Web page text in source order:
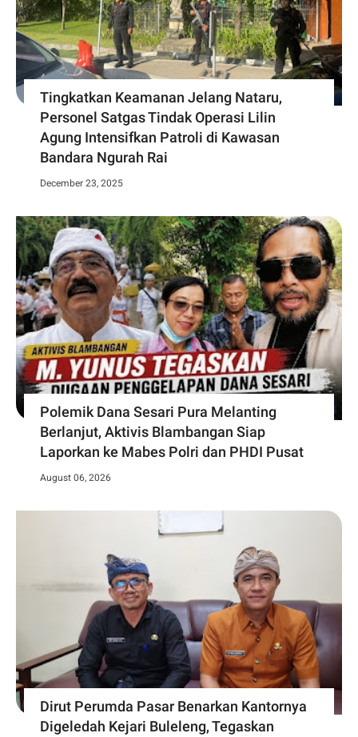
Tingkatkan Keamanan Jelang Nataru,
Personel Satgas Tindak Operasi Lilin
Agung Intensifkan Patroli di Kawasan
Bandara Ngurah Rai
December 23, 2025
Polemik Dana Sesari Pura Melanting
Berlanjut, Aktivis Blambangan Siap
Laporkan ke Mabes Polri dan PHDI Pusat
August 06, 2026
Dirut Perumda Pasar Benarkan Kantornya
Digeledah Kejari Buleleng, Tegaskan